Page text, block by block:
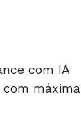
com IA
máxima